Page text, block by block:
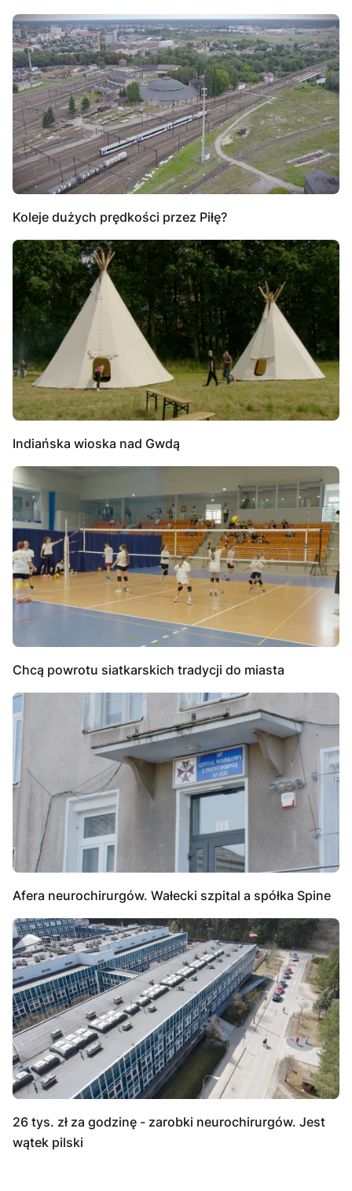
Koleje dużych prędkości przez Piłę?
Indiańska wioska nad Gwdą
Chcą powrotu siatkarskich tradycji do miasta
Afera neurochirurgów. Wałecki szpital a spółka Spine
26 tys. zł za godzinę - zarobki neurochirurgów. Jest
wątek pilski